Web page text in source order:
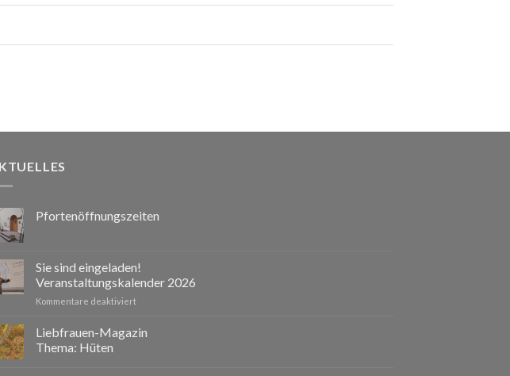
Pfortenöffnungszeiten
Sie sind eingeladen!
Veranstaltungskalender 2026
Kommentare deaktiviertfür
sind
eingeladen!
Liebfrauen-Magazin
Thema: Hüten